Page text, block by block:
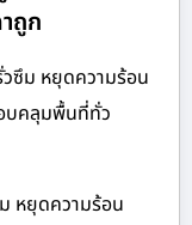
ถูก
ซึม หยุดความร้อน
บคลุมพื้นที่ทั่ว
หยุดความร้อน